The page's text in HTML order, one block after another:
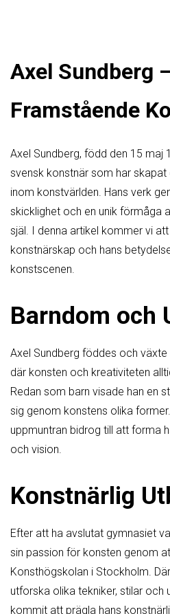
Axel Sundberg
Framstående
Axel Sundberg, född den 15 maj
svensk konstnär som har skapat
inom konstvärlden. Hans verk
skicklighet och en unik förmåga
själ. I denna artikel kommer vi
konstnärskap och hans
konstscenen.
Barndom och
Axel Sundberg föddes och
där konsten och kreativiteten
Redan som barn visade han en
sig genom konstens olika
uppmuntran bidrog till att forma
och vision.
Konstnärlig
Efter att ha avslutat gymnasiet
sin passion för konsten genom
Konsthögskolan i Stockholm.
utforska olika tekniker, stilar
kommit att prägla hans